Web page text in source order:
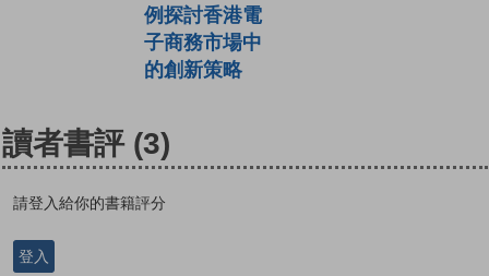
例探討香港電
子商務市場中
的創新策略
讀者書評 (3)
請登入給你的書籍評分
登入